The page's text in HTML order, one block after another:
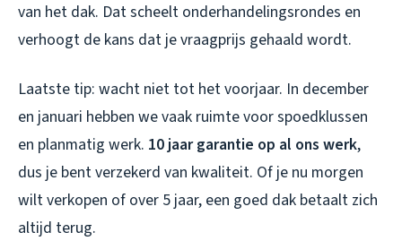
van het dak. Dat scheelt onderhandelingsrondes en
verhoogt de kans dat je vraagprijs gehaald wordt.
Laatste tip: wacht niet tot het voorjaar. In december
en januari hebben we vaak ruimte voor spoedklussen
en planmatig werk. 10 jaar garantie op al ons werk,
dus je bent verzekerd van kwaliteit. Of je nu morgen
wilt verkopen of over 5 jaar, een goed dak betaalt zich
altijd terug.